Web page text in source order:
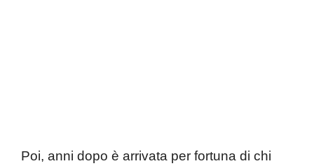
Poi, anni dopo è arrivata per fortuna di chi